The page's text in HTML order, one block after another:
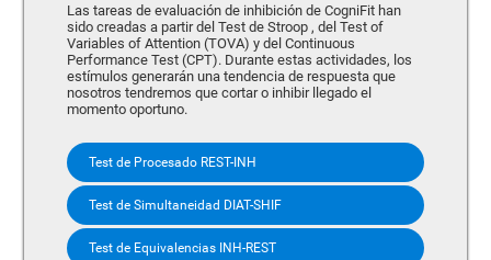
Las tareas de evaluación de inhibición de CogniFit han
sido creadas a partir del Test de Stroop , del Test of
Variables of Attention (TOVA) y del Continuous
Performance Test (CPT). Durante estas actividades, los
estímulos generarán una tendencia de respuesta que
nosotros tendremos que cortar o inhibir llegado el
momento oportuno.
Test de Procesado REST-INH
Test de Simultaneidad DIAT-SHIF
Test de Equivalencias INH-REST